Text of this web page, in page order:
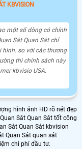
KBVISION
một số dòng có chính
Sát Quan Sát chỉ
hình. so với các thương
thì chính sách này
kbvisio USA.
hình ảnh HD rõ nét đẹp
Sát Quan Sát tốt công
Sát Quan Sát kbvision
Quan Sát quan sát
chi phí đầu tư.